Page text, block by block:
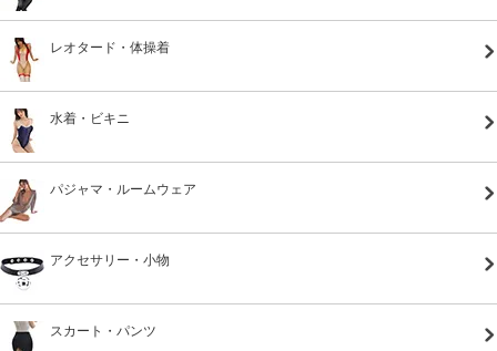
レオタード・体操着
水着・ビキニ
パジャマ・ルームウェア
アクセサリー・小物
スカート・パンツ